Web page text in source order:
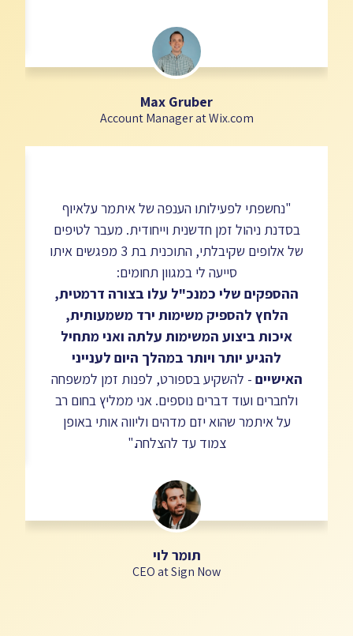
Max Gruber
Account Manager at Wix.com
תומר לוי​
CEO at Sign Now​
"נחשפתי לפעילותו הענפה של איתמר עלאיוף
בסדנת ניהול זמן חדשנית וייחודית. מעבר לטיפים
של אלופים שקיבלתי, התוכנית בת 3 מפגשים איתו
סייעה לי במגוון תחומים:
ההספקים שלי כמנכ"ל עלו בצורה דרמטית,
הלחץ להספיק משימות ירד משמעותית,
איכות ביצוע המשימות עלתה ואני מתחיל
להגיע יותר ויותר במהלך היום לענייני
האישיים - להשקיע בספורט, לפנות זמן למשפחה
ולחברים ועוד דברים נוספים. אני ממליץ בחום רב
על איתמר שהוא יזם מדהים וליווה אותי באופן
צמוד עד להצלחה."